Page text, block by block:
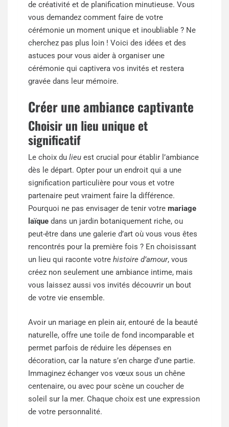
de créativité et de planification minutieuse. Vous
vous demandez comment faire de votre
cérémonie un moment unique et inoubliable ? Ne
cherchez pas plus loin ! Voici des idées et des
astuces pour vous aider à organiser une
cérémonie qui captivera vos invités et restera
gravée dans leur mémoire.
Créer une ambiance captivante
Choisir un lieu unique et
significatif
Le choix du lieu est crucial pour établir l’ambiance
dès le départ. Opter pour un endroit qui a une
signification particulière pour vous et votre
partenaire peut vraiment faire la différence.
Pourquoi ne pas envisager de tenir votre mariage
laïque dans un jardin botaniquement riche, ou
peut-être dans une galerie d’art où vous vous êtes
rencontrés pour la première fois ? En choisissant
un lieu qui raconte votre histoire d’amour, vous
créez non seulement une ambiance intime, mais
vous laissez aussi vos invités découvrir un bout
de votre vie ensemble.
Avoir un mariage en plein air, entouré de la beauté
naturelle, offre une toile de fond incomparable et
permet parfois de réduire les dépenses en
décoration, car la nature s’en charge d’une partie.
Immaginez échanger vos vœux sous un chêne
centenaire, ou avec pour scène un coucher de
soleil sur la mer. Chaque choix est une expression
de votre personnalité.